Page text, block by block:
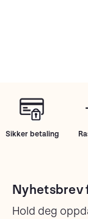
Sikker betaling
Nyhetsbrev
Hold deg